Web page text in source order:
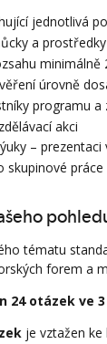
jednotlivá
a
úrovně
programu
akci
–
tématu
forem a
24 otázek ve
je vztažen ke